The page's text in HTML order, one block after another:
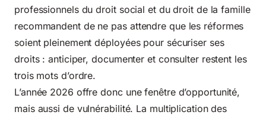
professionnels du droit social et du droit de la famille
recommandent de ne pas attendre que les réformes
soient pleinement déployées pour sécuriser ses
droits : anticiper, documenter et consulter restent les
trois mots d’ordre.
L’année 2026 offre donc une fenêtre d’opportunité,
mais aussi de vulnérabilité. La multiplication des